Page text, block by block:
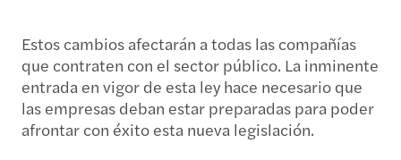
Estos cambios afectarán a todas las compañías
que contraten con el sector público. La inminente
entrada en vigor de esta ley hace necesario que
las empresas deban estar preparadas para poder
afrontar con éxito esta nueva legislación.